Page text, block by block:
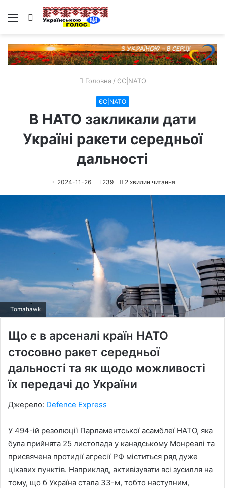
Меню Пошук
Головна / ЄС|NATO
ЄС|NATO
В НАТО закликали дати
Україні ракети середньої
дальності
2024-11-26 239 2 хвилин читання
Tomahawk
Що є в арсеналі країн НАТО
стосовно ракет середньої
дальності та як щодо можливості
їх передачі до України
Джерело: Defence Express
У 494-ій резолюції Парламентської асамблеї НАТО, яка
була прийнята 25 листопада у канадському Монреалі та
присвячена протидії агресії РФ міститься ряд дуже
цікавих пунктів. Наприклад, активізувати всі зусилля на
тому, що б Україна стала 33-м, тобто наступним,